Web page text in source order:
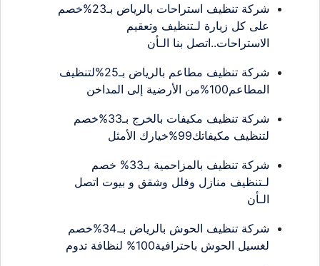
شركة تنظيف استراحات بالرياض بـ23%خصم
على كل زيارة لـتنظيف وتعقيم
الاستراحات..اتصل بنا الـأن
شركة تنظيف مطاعم بالرياض بـ25%لتنظيف
المطاعم100%من الأرضية إلى المداخن
شركة تنظيف مكيفات بالخرج بـ33%خصم
لتنظيف مكيفاتك99%خيارك الأمثل
شركة تنظيف بالمزاحمية بـ33% خصم
لـتنظيف منازل وفلل وشقق و بيوت اتصل
الـأن
شركة تنظيف الحوش بالرياض بـ.34%خصم
لغسيل الحوش باحترافية100% لنظافة تدوم